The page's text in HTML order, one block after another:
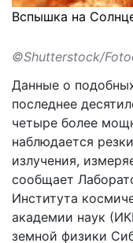
Вспышка на
©Shutterstock/
Данные о
последнее
четыре более
наблюдается
излучения,
сообщает
Института
академии наук
земной физики